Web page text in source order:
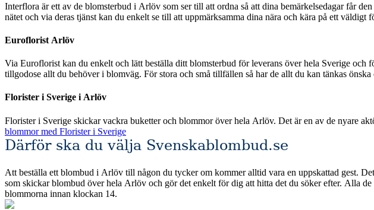
Interflora är ett av de blomsterbud i Arlöv som ser till att ordna så att dina bemärkelsedagar får den där särskilda extra touchen. Interflora var ett av de företag som
nätet och via deras tjänst kan du enkelt se till att uppmärksamma dina nära och kära på ett väldigt
Euroflorist Arlöv
Via Euroflorist kan du enkelt och lätt beställa ditt blomsterbud för leverans över hela Sverige och förstås även Arlöv. Euroflorist var först ut med nätbaserade blombud och
tillgodose allt du behöver i blomväg. För stora och små tillfällen så har de allt du kan tänkas önska
Florister i Sverige i Arlöv
Florister i Sverige skickar vackra buketter och blommor över hela Arlöv. Det är en av de nyare
blommor med Florister i Sverige
Därför ska du välja Svenskablombud.se
Att beställa ett blombud i Arlöv till någon du tycker om kommer alltid vara en uppskattad gest.
som skickar blombud över hela Arlöv och gör det enkelt för dig att hitta det du söker efter. Alla de fackhandlare som vi valt att jämföra erbjuder säkra betalningsmetoder och snabb leverans om du beställer
blommorna innan klockan 14.